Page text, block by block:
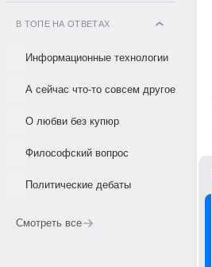
В ТОПЕ НА ОТВЕТАХ
Информационные технологии
А сейчас что-то совсем другое
О любви без купюр
Философский вопрос
Политические дебаты
Смотреть все